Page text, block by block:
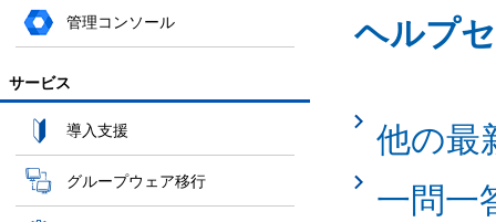
管理コンソール
サービス
導入支援
グループウェア移行
ヘルプ
他の最
一問一